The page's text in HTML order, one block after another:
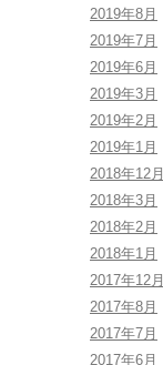
2019年8月
2019年7月
2019年6月
2019年3月
2019年2月
2019年1月
2018年12月
2018年3月
2018年2月
2018年1月
2017年12月
2017年8月
2017年7月
2017年6月